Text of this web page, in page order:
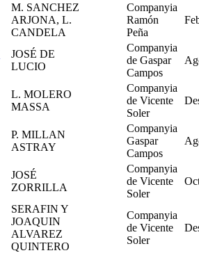
M. SANCHEZ
ARJONA, L.
CANDELA
Companyia
Ramón
Peña
JOSÉ DE
LUCIO
Companyia
de Gaspar
Campos
L. MOLERO
MASSA
Companyia
de Vicente
Soler
P. MILLAN
ASTRAY
Companyia
Gaspar
Campos
JOSÉ
ZORRILLA
Companyia
de Vicente
Soler
SERAFIN Y
JOAQUIN
ALVAREZ
QUINTERO
Companyia
de Vicente
Soler